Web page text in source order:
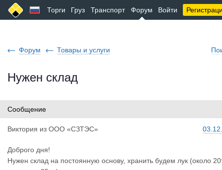
Торги Груз Транспорт Форум Войти
Форум Товары и услуги
Нужен склад
Сообщение
Виктория из ООО «СЗТЭС»
Доброго дня!
Нужен склад на постоянную основу, хранить будем лук (около